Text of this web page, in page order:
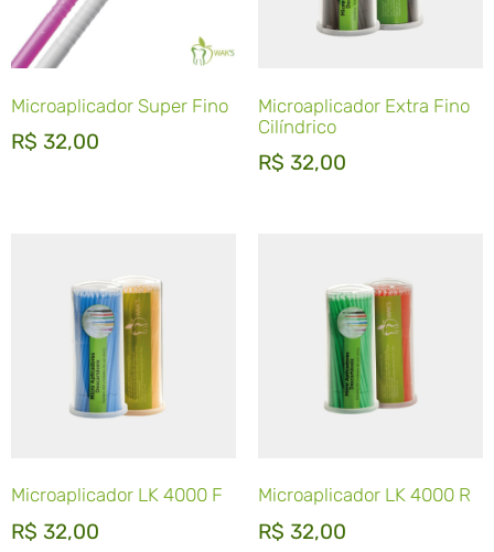
Microaplicador Super Fino
R$ 32,00
Microaplicador Extra Fino
Cilíndrico
R$ 32,00
Microaplicador LK 4000 F
R$ 32,00
Microaplicador LK 4000 R
R$ 32,00